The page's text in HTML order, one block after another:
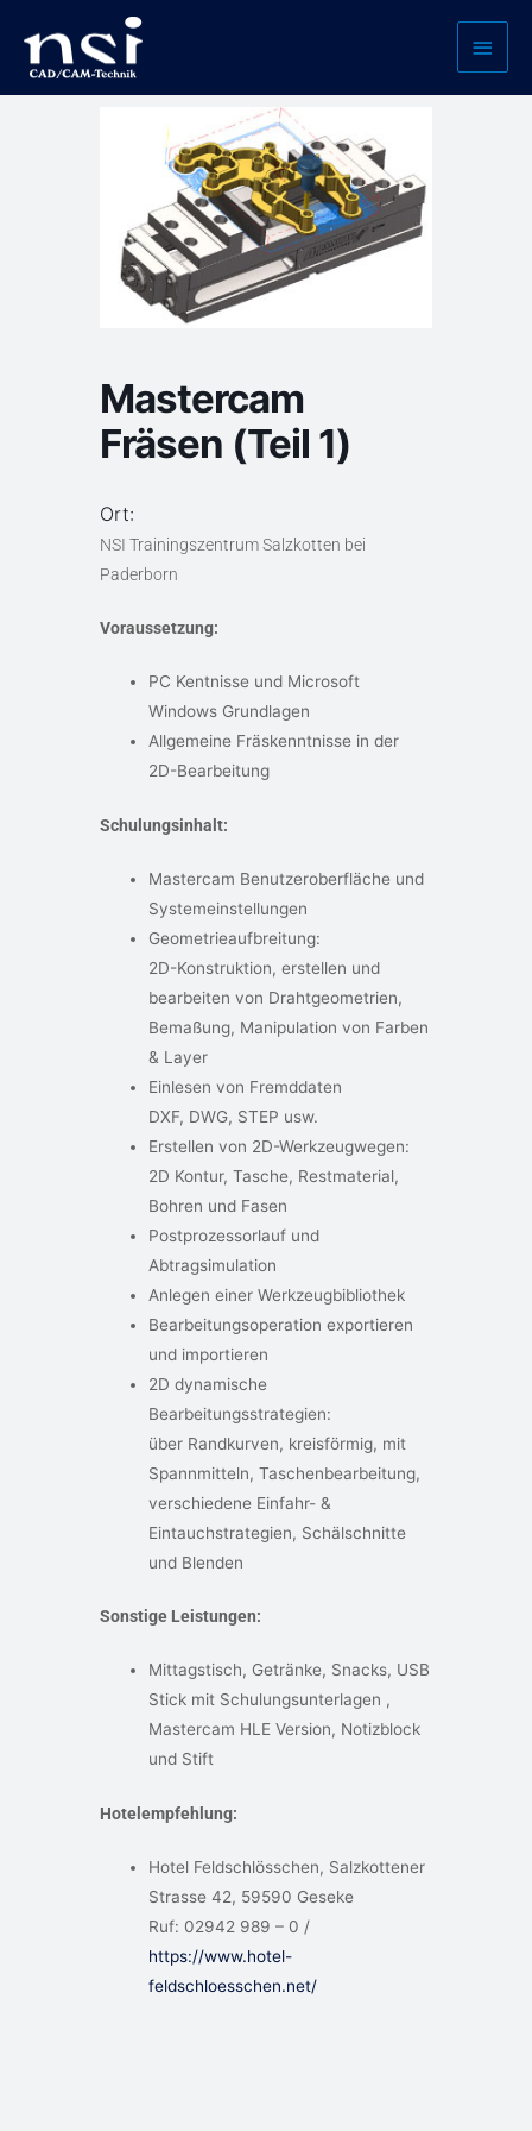
Inhalt
springen
Mastercam
Fräsen (Teil 1)
Ort:
NSI Trainingszentrum Salzkotten bei
Paderborn
Voraussetzung:
PC Kentnisse und Microsoft
Windows Grundlagen
Allgemeine Fräskenntnisse in der
2D-Bearbeitung
Schulungsinhalt:
Mastercam Benutzeroberfläche und
Systemeinstellungen
Geometrieaufbreitung:
2D-Konstruktion, erstellen und
bearbeiten von Drahtgeometrien,
Bemaßung, Manipulation von Farben
& Layer
Einlesen von Fremddaten
DXF, DWG, STEP usw.
Erstellen von 2D-Werkzeugwegen:
2D Kontur, Tasche, Restmaterial,
Bohren und Fasen
Postprozessorlauf und
Abtragsimulation
Anlegen einer Werkzeugbibliothek
Bearbeitungsoperation exportieren
und importieren
2D dynamische
Bearbeitungsstrategien:
über Randkurven, kreisförmig, mit
Spannmitteln, Taschenbearbeitung,
verschiedene Einfahr- &
Eintauchstrategien, Schälschnitte
und Blenden
Sonstige Leistungen:
Mittagstisch, Getränke, Snacks, USB
Stick mit Schulungsunterlagen ,
Mastercam HLE Version, Notizblock
und Stift
Hotelempfehlung:
Hotel Feldschlösschen, Salzkottener
Strasse 42, 59590 Geseke
Ruf: 02942 989 – 0 /
https://www.hotel-
feldschloesschen.net/